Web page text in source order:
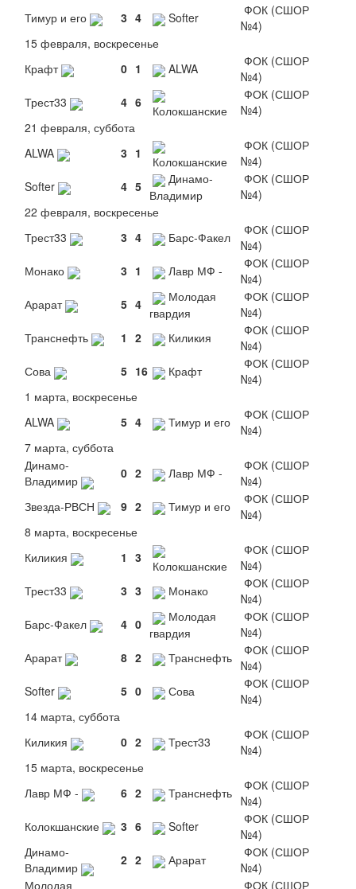
Тимур и его
3 4 Softer
ФОК (СШОР
№4)
15 февраля, воскресенье
Крафт
0 1 ALWA
ФОК (СШОР
№4)
Трест33
4 6
Колокшанские
ФОК (СШОР
№4)
21 февраля, суббота
ALWA
3 1
Колокшанские
ФОК (СШОР
№4)
Softer
4 5
Динамо-
Владимир
ФОК (СШОР
№4)
22 февраля, воскресенье
Трест33
3 4 Барс-Факел
ФОК (СШОР
№4)
Монако
3 1 Лавр МФ -
ФОК (СШОР
№4)
Арарат
5 4
Молодая
гвардия
ФОК (СШОР
№4)
Транснефть
1 2 Киликия
ФОК (СШОР
№4)
Сова
5 16 Крафт
ФОК (СШОР
№4)
1 марта, воскресенье
ALWA
5 4 Тимур и его
ФОК (СШОР
№4)
7 марта, суббота
Динамо-
Владимир
0 2 Лавр МФ -
ФОК (СШОР
№4)
Звезда-РВСН
9 2 Тимур и его
ФОК (СШОР
№4)
8 марта, воскресенье
Киликия
1 3
Колокшанские
ФОК (СШОР
№4)
Трест33
3 3 Монако
ФОК (СШОР
№4)
Барс-Факел
4 0
Молодая
гвардия
ФОК (СШОР
№4)
Арарат
8 2 Транснефть
ФОК (СШОР
№4)
Softer
5 0 Сова
ФОК (СШОР
№4)
14 марта, суббота
Киликия
0 2 Трест33
ФОК (СШОР
№4)
15 марта, воскресенье
Лавр МФ -
6 2 Транснефть
ФОК (СШОР
№4)
Колокшанские
3 6 Softer
ФОК (СШОР
№4)
Динамо-
Владимир
2 2 Арарат
ФОК (СШОР
№4)
Молодая
ФОК (СШОР